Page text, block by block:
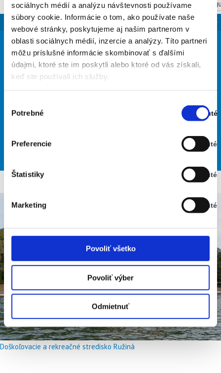
sociálnych médií a analýzu návštevnosti používame
súbory cookie. Informácie o tom, ako používate naše
webové stránky, poskytujeme aj našim partnerom v
oblasti sociálnych médií, inzercie a analýzy. Títo partneri
môžu príslušné informácie skombinovať s ďalšími
údajmi, ktoré ste im poskytli alebo ktoré od vás získali,
keď ste používali ich služby.
súhlasu
Potrebné Zapnuté
Stav:
Preferencie
Vypnuté
Stav:
Štatistiky
Vypnuté
Stav:
Marketing
Vypnuté
Stav:
Povoliť všetko
Povoliť výber
Odmietnuť
SLOVENSKO
NASTAV
38°
oblačno
30% Vlhkosť vzduchu:
28° 36°
Doškoľovacie a rekreačné stredisko Ružiná